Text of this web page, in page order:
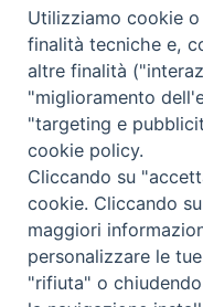
CURIA DIOCESANA
Via Episcopio, 15
89852 MILETO (VV)
Telefono: 0963.338 080
em@il:
Copyright © 2019
Utilizziamo cookie
finalità tecniche e,
altre finalità
"miglioramento
"targeting e
cookie policy.
Cliccando su
cookie. Cliccando
maggiori
personalizzare le
"rifiuta" o